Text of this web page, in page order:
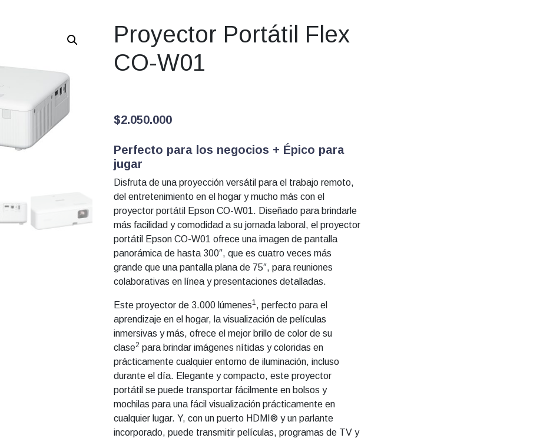
Proyector Portátil Flex
CO-W01
$2.050.000
Perfecto para los negocios + Épico para
jugar
Disfruta de una proyección versátil para el trabajo remoto,
del entretenimiento en el hogar y mucho más con el
proyector portátil Epson CO-W01. Diseñado para brindarle
más facilidad y comodidad a su jornada laboral, el proyector
portátil Epson CO-W01 ofrece una imagen de pantalla
panorámica de hasta 300″, que es cuatro veces más
grande que una pantalla plana de 75″, para reuniones
colaborativas en línea y presentaciones detalladas.
Este proyector de 3.000 lúmenes1, perfecto para el
aprendizaje en el hogar, la visualización de películas
inmersivas y más, ofrece el mejor brillo de color de su
clase2 para brindar imágenes nítidas y coloridas en
prácticamente cualquier entorno de iluminación, incluso
durante el día. Elegante y compacto, este proyector
portátil se puede transportar fácilmente en bolsos y
mochilas para una fácil visualización prácticamente en
cualquier lugar. Y, con un puerto HDMI® y un parlante
incorporado, puede transmitir películas, programas de TV y